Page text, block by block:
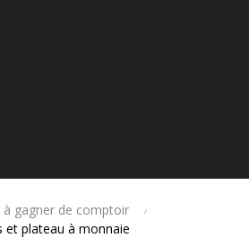
gagner de comptoir
et plateau à monnaie